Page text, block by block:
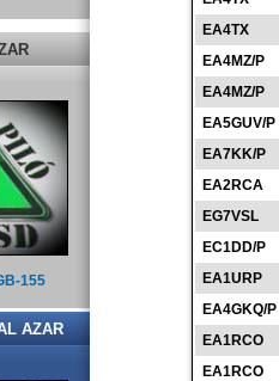
EA4TX
EA4MZ/P
EA4MZ/P
EA5GUV/P
EA7KK/P
EA2RCA
EG7VSL
EC1DD/P
EA1URP
EA4GKQ/P
EA1RCO
EA1RCO
155
AZAR